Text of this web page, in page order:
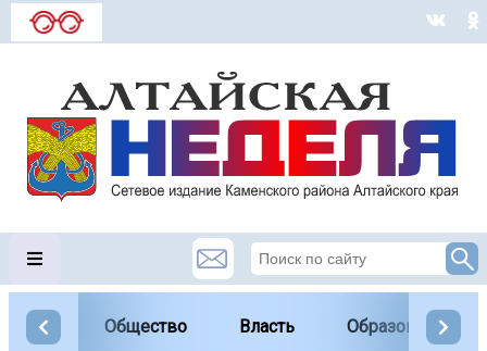
Общество Власть Образование